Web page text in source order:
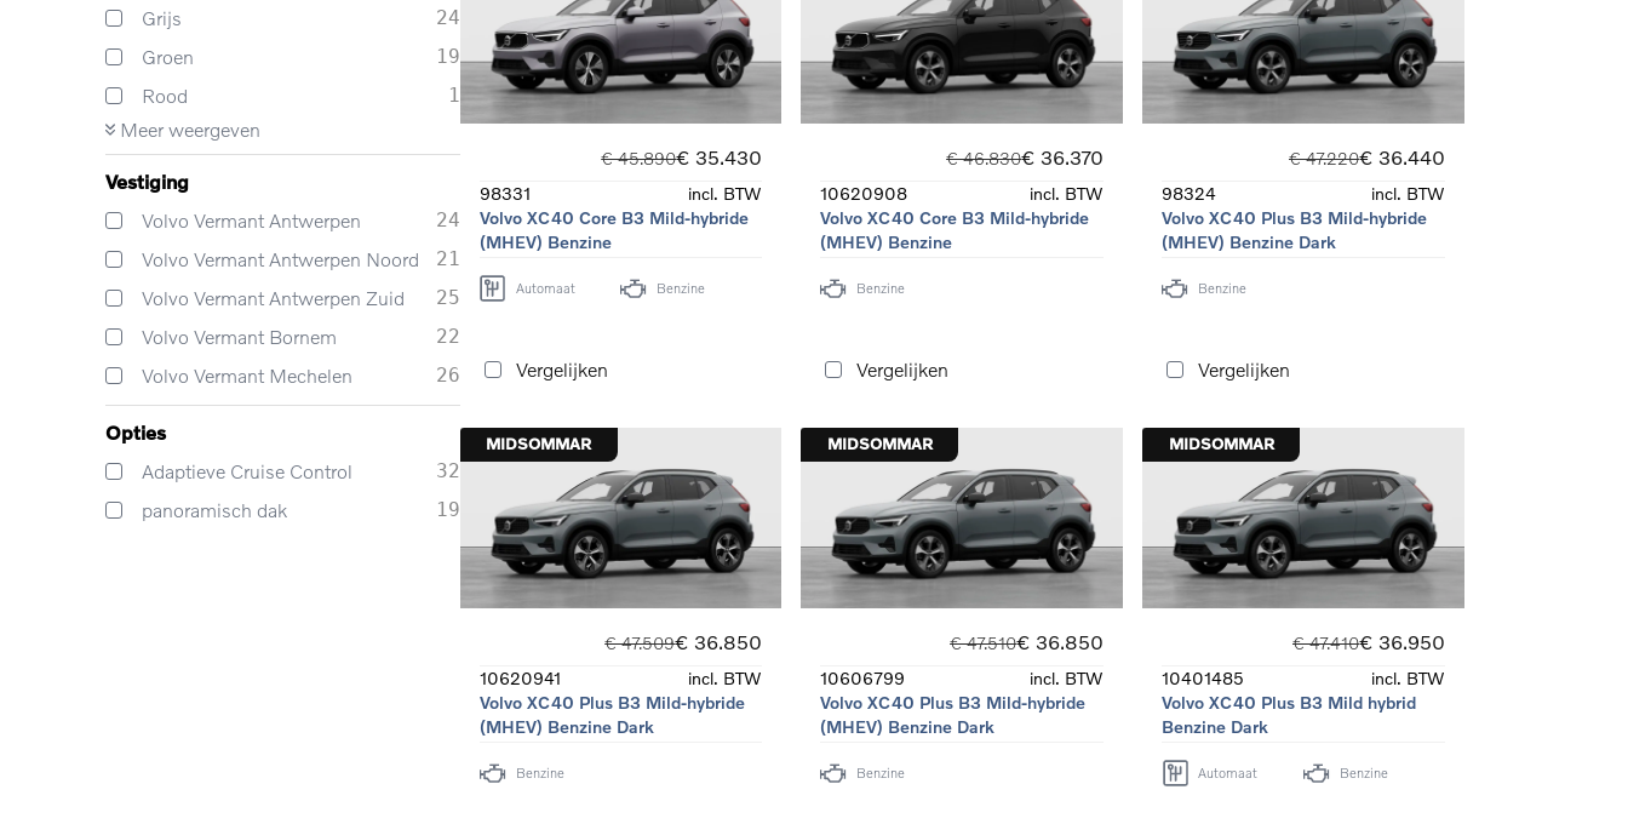
Grijs
24
Groen
19
Rood
1
Meer weergeven
Vestiging
Volvo Vermant Antwerpen
24
Volvo Vermant Antwerpen Noord
21
Volvo Vermant Antwerpen Zuid
25
Volvo Vermant Bornem
22
Volvo Vermant Mechelen
26
Opties
Adaptieve Cruise Control
32
panoramisch dak
19
€ 45.890€ 35.430
98331
incl. BTW
Volvo XC40 Core B3 Mild-hybride
(MHEV) Benzine
Automaat Benzine
Vergelijken
€ 46.830€ 36.370
10620908
incl. BTW
Volvo XC40 Core B3 Mild-hybride
(MHEV) Benzine
Benzine
Vergelijken
€ 47.220€ 36.440
98324
incl. BTW
Volvo XC40 Plus B3 Mild-hybride
(MHEV) Benzine Dark
Benzine
Vergelijken
MIDSOMMAR
€ 47.509€ 36.850
10620941
incl. BTW
Volvo XC40 Plus B3 Mild-hybride
(MHEV) Benzine Dark
Benzine
MIDSOMMAR
€ 47.510€ 36.850
10606799
incl. BTW
Volvo XC40 Plus B3 Mild-hybride
(MHEV) Benzine Dark
Benzine
MIDSOMMAR
€ 47.410€ 36.950
10401485
incl. BTW
Volvo XC40 Plus B3 Mild hybrid
Benzine Dark
Automaat Benzine